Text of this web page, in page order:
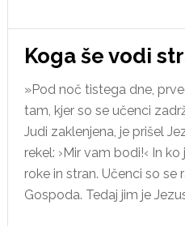
Koga še vodi
»Pod noč tistega dne,
tam, kjer so se učenci
Judi zaklenjena, je prišel
rekel: ›Mir vam bodi!‹ In
roke in stran. Učenci so se
Gospoda. Tedaj jim je